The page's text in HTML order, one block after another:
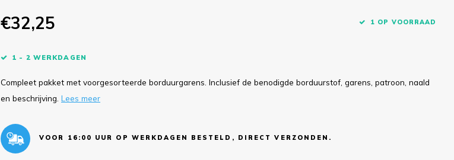
€32,25 1 OP VOORRAAD
1 - 2 WERKDAGEN
Compleet pakket met voorgesorteerde borduurgarens. Inclusief de benodigde borduurstof, garens, patroon, naald
en beschrijving. Lees meer
VOOR 16:00 UUR OP WERKDAGEN BESTELD, DIRECT VERZONDEN.